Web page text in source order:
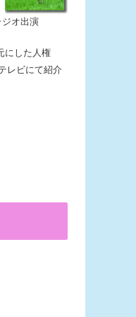
オ出演
にした人権
レビにて紹介